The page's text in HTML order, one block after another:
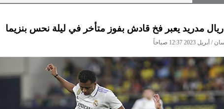
ريال مدريد يعبر فخ قادش بفوز متأخر في ليلة نحس بنزيما